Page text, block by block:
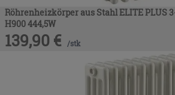
Röhrenheizkörper aus Stahl ELITE PLUS
H900 444,5W
139,90 € /stk